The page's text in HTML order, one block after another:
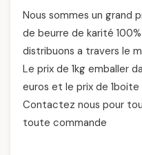
Nous sommes un
de beurre de karité 100%
distribuons a travers le
Le prix de 1kg emballer
euros et le prix de
Contactez nous pour
toute commande